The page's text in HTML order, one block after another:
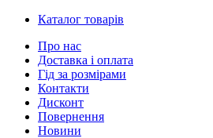
Каталог товарів
Про нас
Доставка і оплата
Гід за розмірами
Контакти
Дисконт
Повернення
Новини